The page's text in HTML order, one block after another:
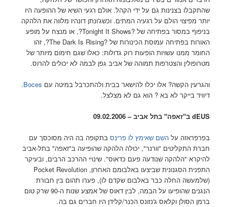
שהתקבלו בצנינות גם על ידי הקהל. אולם רגעי השיא של ההופעה היו
יותר מפיצוי הולם על רגעיה המתים. וכשג'ונתן דונהיו מלווה את הלהקה
בניפוף במסור בפתיחה של ?Tonight It Shows?, או מנצח על מופע
האורות בפתיחה עמוסת הכינורות של ?The Dark Is Rising?, זהו
החומר ממנו עשויות הופעות רוק גדולות: כאלו שגם חימום מיותר של
מטרופולין והצטרפות תמוהה של אביב גפן לבמה לא יכולים להרוס.
והגרעין הקשה? אלו יכלו להישאר בבית ולהתכרבל במיטה עם Boces
.
דיוויד בייקר לא בא ? הוא גם לא מצלצל.
dEUS ב"זאפה" בתל אביב – 09.02.2006
בפרפראזה עלהשם שאימץ לו פרינס בתקופה בה היה מסוכסך עם
חברת התקליטים "וורנר", יכולה הלהקה שהופיעה ב"זאפה" בתל-אביב
להיקרא "הלהקה שנודעה פעם כדאוס". שינויי ההרכב הרבים, ובעיקר
התפנית הסגנונית שביצעו באלבומם האחרון, Pocket Revolution
(שלמעשה החלה כבר באלבום שקדם לו), פערו תהום בין חבורת
הנגנים שהופיעו על הבמה, לבין דאוס של אמצע שנות ה-90 שרק טום
ברמן הסולן וקלאס ג'נזונס הכנר/קלידן היו חברים גם בה.